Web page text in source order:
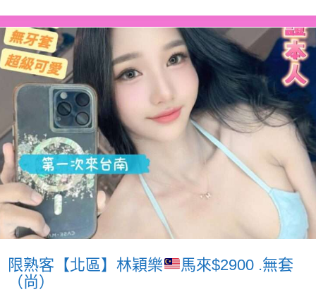
限熟客【北區】林穎樂
馬來$2900 .無套
（尚）